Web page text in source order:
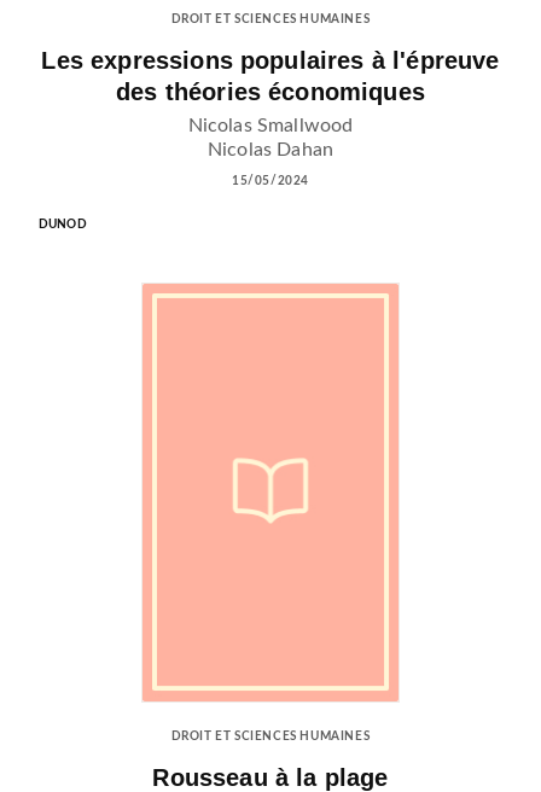
DROIT ET SCIENCES HUMAINES
Les expressions populaires à l'épreuve
des théories économiques
Nicolas Smallwood
Nicolas Dahan
15/05/2024
DUNOD
DROIT ET SCIENCES HUMAINES
Rousseau à la plage